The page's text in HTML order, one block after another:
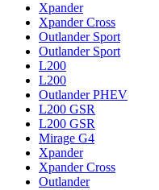
Xpander
Xpander Cross
Outlander Sport
Outlander Sport
L200
L200
Outlander PHEV
L200 GSR
L200 GSR
Mirage G4
Xpander
Xpander Cross
Outlander